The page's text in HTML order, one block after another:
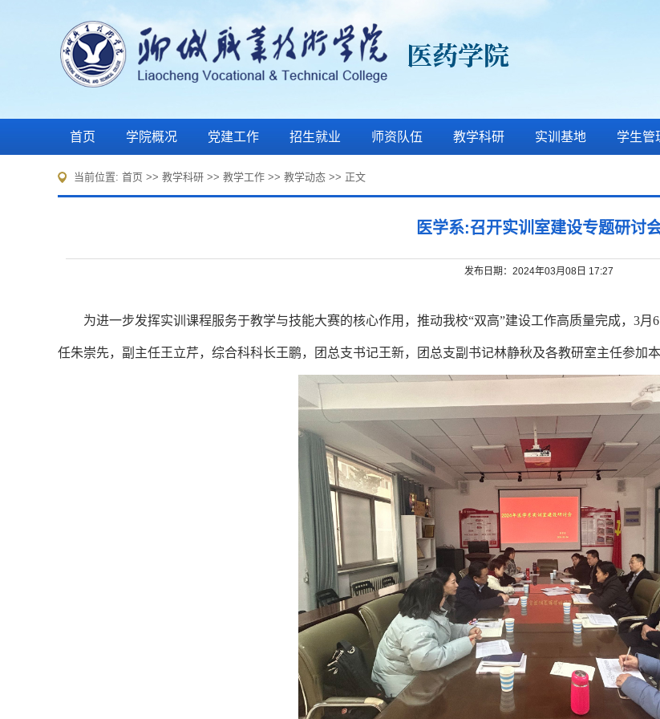
首页 学院概况 党建工作 招生就业 师资队伍 教学科研 实训基地 学生管
当前位置: 首页 >> 教学科研 >> 教学工作 >> 教学动态 >> 正文
医学系:召开实训室建设专题研讨
发布日期：2024年03月08日 17:27
为进一步发挥实训课程服务于教学与技能大赛的核心作用，推动我校“双高”建设工作高质量完成，3
任朱崇先，副主任王立芹，综合科科长王鹏， 团总支书记王新，团总支副书记林静秋及各教研室主任参加本